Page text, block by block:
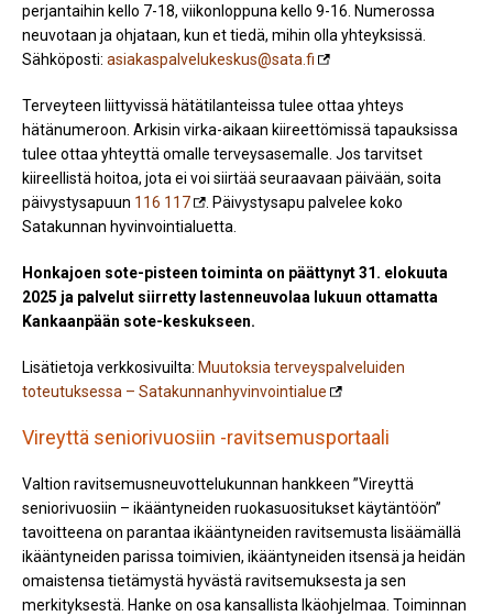
perjantaihin kello 7-18, viikonloppuna kello 9-16. Numerossa
neuvotaan ja ohjataan, kun et tiedä, mihin olla yhteyksissä.
Sähköposti: asiakaspalvelukeskus@sata.fi
Terveyteen liittyvissä hätätilanteissa tulee ottaa yhteys
hätänumeroon. Arkisin virka-aikaan kiireettömissä tapauksissa
tulee ottaa yhteyttä omalle terveysasemalle. Jos tarvitset
kiireellistä hoitoa, jota ei voi siirtää seuraavaan päivään, soita
päivystysapuun 116 117
. Päivystysapu palvelee koko
Satakunnan hyvinvointialuetta.
Honkajoen sote-pisteen toiminta on päättynyt 31. elokuuta
2025 ja palvelut siirretty lastenneuvolaa lukuun ottamatta
Kankaanpään sote-keskukseen.
Lisätietoja verkkosivuilta: Muutoksia terveyspalveluiden
toteutuksessa – Satakunnanhyvinvointialue
Vireyttä seniorivuosiin -ravitsemusportaali
Valtion ravitsemusneuvottelukunnan hankkeen ”Vireyttä
seniorivuosiin – ikääntyneiden ruokasuositukset käytäntöön”
tavoitteena on parantaa ikääntyneiden ravitsemusta lisäämällä
ikääntyneiden parissa toimivien, ikääntyneiden itsensä ja heidän
omaistensa tietämystä hyvästä ravitsemuksesta ja sen
merkityksestä. Hanke on osa kansallista Ikäohjelmaa. Toiminnan